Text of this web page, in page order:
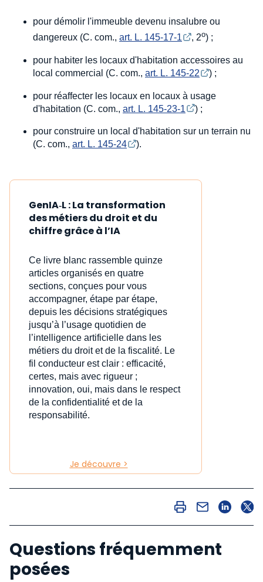
pour démolir l'immeuble devenu insalubre ou
dangereux (C. com., art. L. 145-17-1 , 2o) ;
pour habiter les locaux d'habitation accessoires au
local commercial (C. com., art. L. 145-22 ) ;
pour réaffecter les locaux en locaux à usage
d'habitation (C. com., art. L. 145-23-1 ) ;
pour construire un local d'habitation sur un terrain nu
(C. com., art. L. 145-24 ).
GenIA‑L : La transformation
des métiers du droit et du
chiffre grâce à l’IA
Ce livre blanc rassemble quinze
articles organisés en quatre
sections, conçues pour vous
accompagner, étape par étape,
depuis les décisions stratégiques
jusqu’à l’usage quotidien de
l’intelligence artificielle dans les
métiers du droit et de la fiscalité. Le
fil conducteur est clair : efficacité,
certes, mais avec rigueur ;
innovation, oui, mais dans le respect
de la confidentialité et de la
responsabilité.
Je découvre >
Questions fréquemment
posées